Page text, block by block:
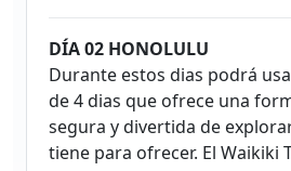
DÍA 02 HONOLULU
Durante estos dias podrá
de 4 dias que ofrece una
segura y divertida de
tiene para ofrecer. El Waikiki